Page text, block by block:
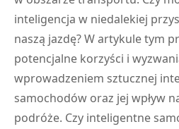
inteligencja w niedalekiej
naszą jazdę? W artykule tym
potencjalne korzyści i
wprowadzeniem sztucznej
samochodów oraz jej wpływ
podróże. Czy inteligentne